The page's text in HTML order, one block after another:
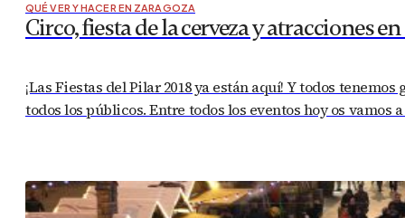
QUÉ VER Y HACER EN ZARAGOZA
Circo, fiesta de la cerveza y atracciones
¡Las Fiestas del Pilar 2018 ya están aquí! Y todos
todos los públicos. Entre todos los eventos hoy os